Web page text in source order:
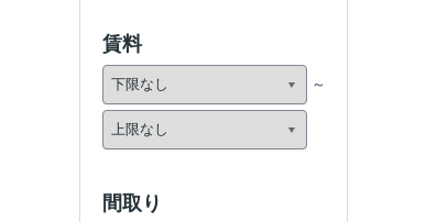
賃料
間取り